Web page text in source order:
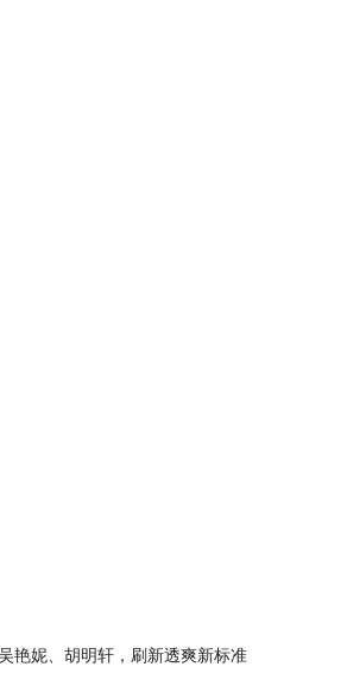
艳妮、胡明轩，刷新透爽新标准